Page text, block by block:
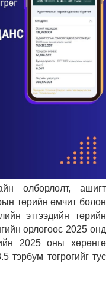
олборлолт, ашигт
төрийн өмчит болон
этгээдийн төрийн
орлогоос 2025 онд
2025 оны хөрөнгө
тэрбум төгрөгийг тус